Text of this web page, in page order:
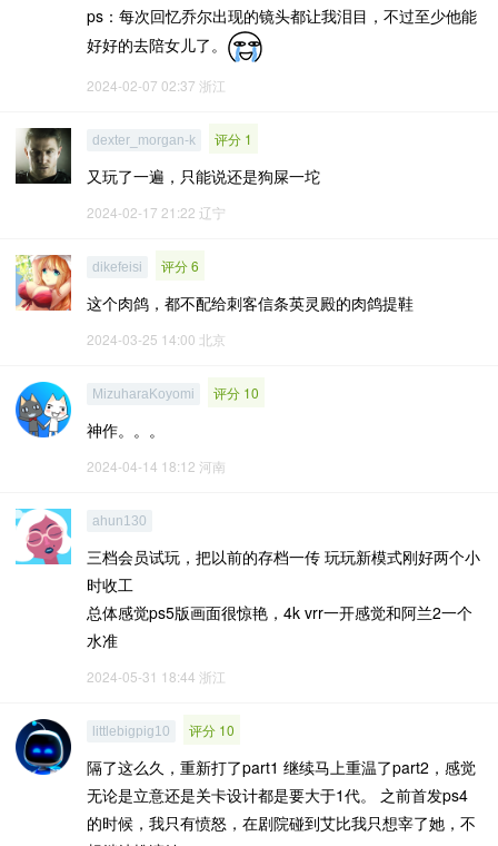
ps：每次回忆乔尔出现的镜头都让我泪目，不过至少他能
好好的去陪女儿了。
2024-02-07 02:37 浙江
dexter_morgan-k 评分 1
又玩了一遍，只能说还是狗屎一坨
2024-02-17 21:22 辽宁
dikefeisi 评分 6
这个肉鸽，都不配给刺客信条英灵殿的肉鸽提鞋
2024-03-25 14:00 北京
MizuharaKoyomi 评分 10
神作。。。
2024-04-14 18:12 河南
ahun130
三档会员试玩，把以前的存档一传 玩玩新模式刚好两个小
时收工
总体感觉ps5版画面很惊艳，4k vrr一开感觉和阿兰2一个
水准
2024-05-31 18:44 浙江
littlebigpig10 评分 10
隔了这么久，重新打了part1 继续马上重温了part2，感觉
无论是立意还是关卡设计都是要大于1代。 之前首发ps4
的时候，我只有愤怒，在剧院碰到艾比我只想宰了她，不